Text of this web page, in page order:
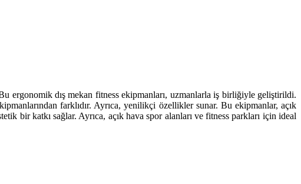
ergonomik dış mekan fitness ekipmanları, uzmanlarla iş birliğiyle geliştirildi.
farklıdır. Ayrıca, yenilikçi özellikler sunar. Bu ekipmanlar, açık
bir katkı sağlar. Ayrıca, açık hava spor alanları ve fitness parkları için ideal